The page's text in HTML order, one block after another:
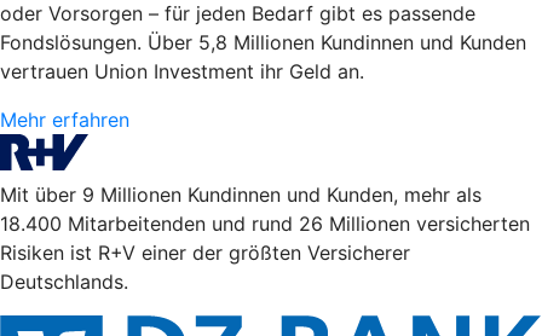
oder Vorsorgen – für jeden Bedarf gibt es passende
Fondslösungen. Über 5,8 Millionen Kundinnen und Kunden
vertrauen Union Investment ihr Geld an.
Mehr erfahren
Mit über 9 Millionen Kundinnen und Kunden, mehr als
18.400 Mitarbeitenden und rund 26 Millionen versicherten
Risiken ist R+V einer der größten Versicherer
Deutschlands.